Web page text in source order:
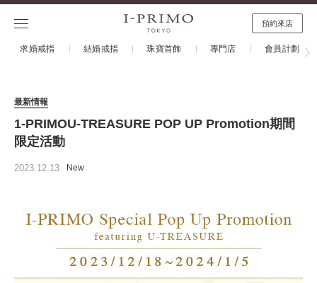
預約來店
求婚戒指 結婚戒指 珠寶首飾 專門店 會員計劃
最新情報
1-PRIMOU-TREASURE POP UP Promotion期間
限定活動
2023.12.13 New